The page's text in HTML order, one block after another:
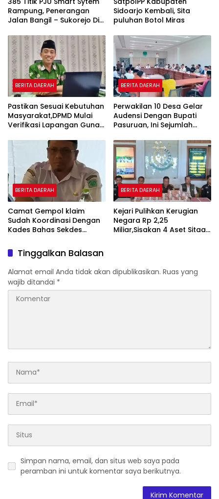
Rampung, Penerangan
Jalan Bangil – Sukorejo Di
Sidoarjo Kembali, Sita
puluhan Botol Miras
BERITA DAERAH
Pastikan Sesuai Kebutuhan
Masyarakat,DPMD Mulai
Verifikasi Lapangan Guna
BERITA DAERAH
Perwakilan 10 Desa Gelar
Audensi Dengan Bupati
Pasuruan, Ini Sejumlah
BERITA DAERAH
Camat Gempol klaim
Sudah Koordinasi Dengan
Kades Bahas Sekdes
Pentingnya
BERITA DAERAH
Kejari Pulihkan Kerugian
Negara Rp 2,25
Miliar,Sisakan 4 Aset Sitaan
Tinggalkan Balasan
Alamat email Anda tidak akan dipublikasikan. Ruas yang
wajib ditandai *
Simpan nama, email, dan situs web saya pada
peramban ini untuk komentar saya berikutnya.